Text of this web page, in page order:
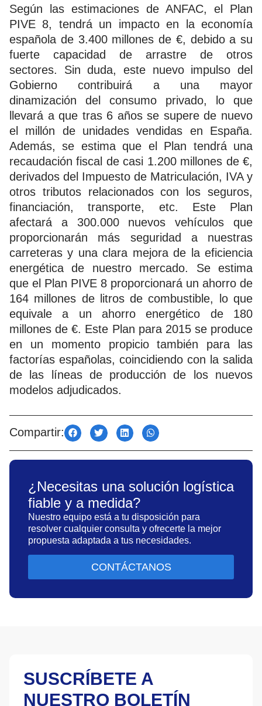
Según las estimaciones de ANFAC, el Plan
PIVE 8, tendrá un impacto en la economía
española de 3.400 millones de €, debido a su
fuerte capacidad de arrastre de otros
sectores. Sin duda, este nuevo impulso del
Gobierno contribuirá a una mayor
dinamización del consumo privado, lo que
llevará a que tras 6 años se supere de nuevo
el millón de unidades vendidas en España.
Además, se estima que el Plan tendrá una
recaudación fiscal de casi 1.200 millones de €,
derivados del Impuesto de Matriculación, IVA y
otros tributos relacionados con los seguros,
financiación, transporte, etc. Este Plan
afectará a 300.000 nuevos vehículos que
proporcionarán más seguridad a nuestras
carreteras y una clara mejora de la eficiencia
energética de nuestro mercado. Se estima
que el Plan PIVE 8 proporcionará un ahorro de
164 millones de litros de combustible, lo que
equivale a un ahorro energético de 180
millones de €. Este Plan para 2015 se produce
en un momento propicio también para las
factorías españolas, coincidiendo con la salida
de las líneas de producción de los nuevos
modelos adjudicados.
Compartir:
¿Necesitas una solución logística
fiable y a medida?
Nuestro equipo está a tu disposición para
resolver cualquier consulta y ofrecerte la mejor
propuesta adaptada a tus necesidades.
CONTÁCTANOS
SUSCRÍBETE A
NUESTRO BOLETÍN